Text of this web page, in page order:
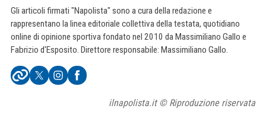
Gli articoli firmati "Napolista" sono a cura della redazione e
rappresentano la linea editoriale collettiva della testata, quotidiano
online di opinione sportiva fondato nel 2010 da Massimiliano Gallo e
Fabrizio d'Esposito. Direttore responsabile: Massimiliano Gallo.
ilnapolista.it © Riproduzione riservata